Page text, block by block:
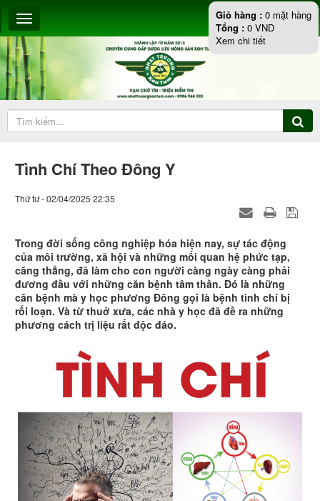
Tình Chí Theo Đông Y
Thứ tư - 02/04/2025 22:35
Trong đời sống công nghiệp hóa hiện nay, sự tác động
của môi trường, xã hội và những mối quan hệ phức tạp,
căng thẳng, đã làm cho con người càng ngày càng phải
đương đầu với những căn bệnh tâm thần. Đó là những
căn bệnh mà y học phương Đông gọi là bệnh tình chí bị
rối loạn. Và từ thuở xưa, các nhà y học đã đề ra những
phương cách trị liệu rất độc đáo.
Giỏ hàng : 0 mặt hàng
Tổng : 0 VND
Xem chi tiết